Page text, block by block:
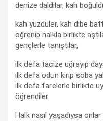
denize daldılar, kah
kah yüzdüler, kah dibe
öğrenip halkla birlikte
gençlerle tanıştılar,
ilk defa tacize uğrayıp
ilk defa odun kırıp soba
ilk defa farelerle birlikte
öğrendiler.
Halk nasıl yaşadıysa